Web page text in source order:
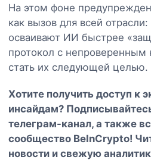
На этом фоне
как вызов для всей
осваивают ИИ быстрее
протокол с непроверенным
стать их следующей целью.
Хотите получить доступ к
инсайдам?
телеграм-канал, а также
сообщество BeInCrypto!
новости и свежую